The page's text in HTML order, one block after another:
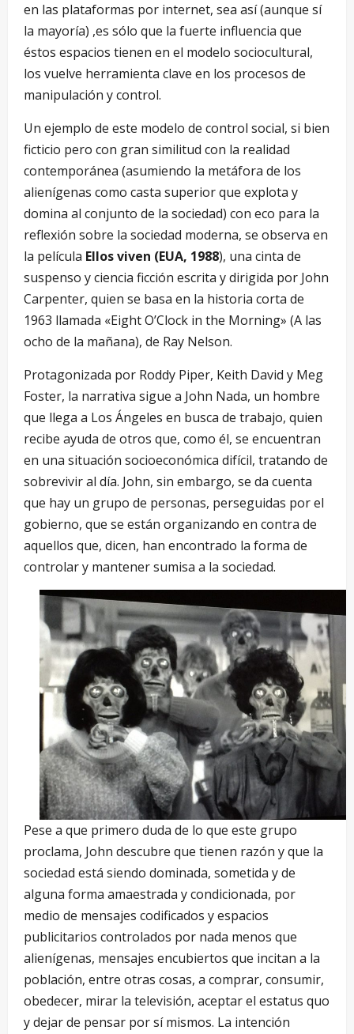
en las plataformas por internet, sea así (aunque sí
la mayoría) ,es sólo que la fuerte influencia que
éstos espacios tienen en el modelo sociocultural,
los vuelve herramienta clave en los procesos de
manipulación y control.
Un ejemplo de este modelo de control social, si bien
ficticio pero con gran similitud con la realidad
contemporánea (asumiendo la metáfora de los
alienígenas como casta superior que explota y
domina al conjunto de la sociedad) con eco para la
reflexión sobre la sociedad moderna, se observa en
la película Ellos viven (EUA, 1988), una cinta de
suspenso y ciencia ficción escrita y dirigida por John
Carpenter, quien se basa en la historia corta de
1963 llamada «Eight O’Clock in the Morning» (A las
ocho de la mañana), de Ray Nelson.
Protagonizada por Roddy Piper, Keith David y Meg
Foster, la narrativa sigue a John Nada, un hombre
que llega a Los Ángeles en busca de trabajo, quien
recibe ayuda de otros que, como él, se encuentran
en una situación socioeconómica difícil, tratando de
sobrevivir al día. John, sin embargo, se da cuenta
que hay un grupo de personas, perseguidas por el
gobierno, que se están organizando en contra de
aquellos que, dicen, han encontrado la forma de
controlar y mantener sumisa a la sociedad.
Pese a que primero duda de lo que este grupo
proclama, John descubre que tienen razón y que la
sociedad está siendo dominada, sometida y de
alguna forma amaestrada y condicionada, por
medio de mensajes codificados y espacios
publicitarios controlados por nada menos que
alienígenas, mensajes encubiertos que incitan a la
población, entre otras cosas, a comprar, consumir,
obedecer, mirar la televisión, aceptar el estatus quo
y dejar de pensar por sí mismos. La intención